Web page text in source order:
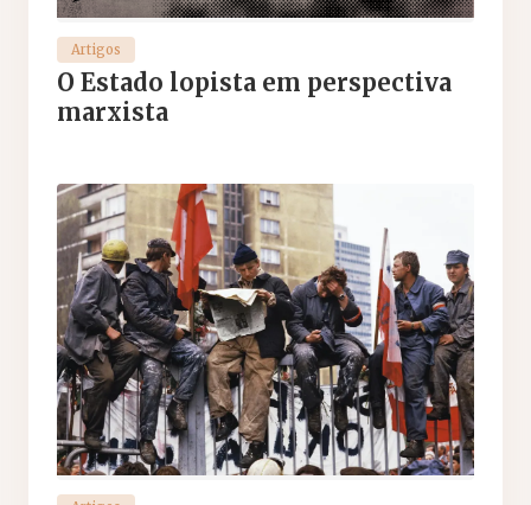
Artigos
O Estado lopista em perspectiva
marxista